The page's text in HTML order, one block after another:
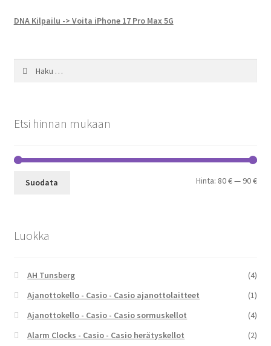
DNA Kilpailu -> Voita iPhone 17 Pro Max 5G
Etsi hinnan mukaan
Suodata Hinta: 80 €— 90 €
Luokka
AH Tunsberg
(4)
Ajanottokello - Casio - Casio ajanottolaitteet
(1)
Ajanottokello - Casio - Casio sormuskellot
(4)
Alarm Clocks - Casio - Casio herätyskellot
(2)